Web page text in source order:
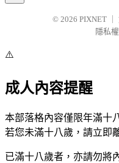
© 2026 PIXNET
隱私
⚠️
成人內容提醒
本部落格內容僅限年滿十
若您未滿十八歲，請立即
已滿十八歲者，亦請勿將